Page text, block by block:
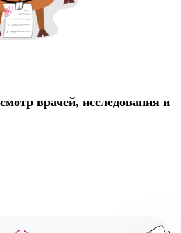
врачей, исследования и